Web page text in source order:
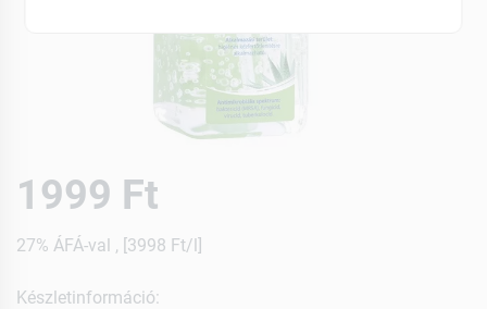
1999 Ft
27% ÁFÁ-val , [3998 Ft/l]
Készletinformáció: